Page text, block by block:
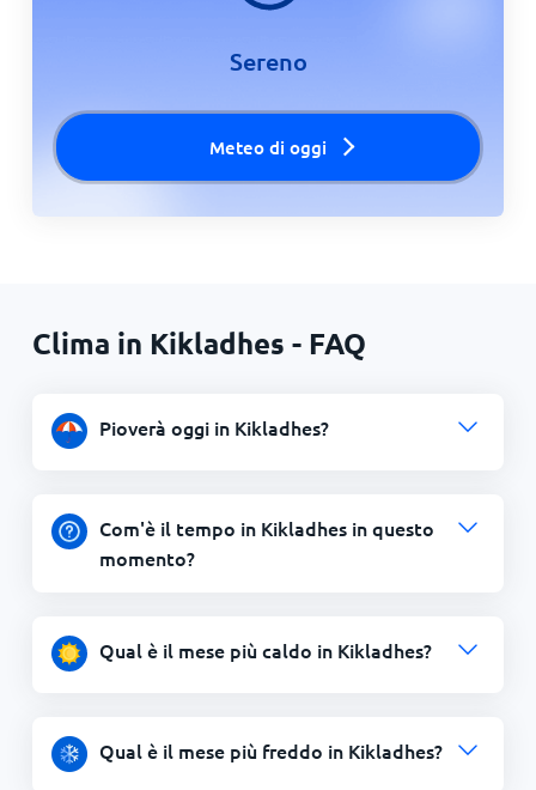
Sereno
Meteo di oggi
Clima in Kikladhes - FAQ
Pioverà oggi in Kikladhes?
Com'è il tempo in Kikladhes in questo
momento?
Qual è il mese più caldo in Kikladhes?
Qual è il mese più freddo in Kikladhes?